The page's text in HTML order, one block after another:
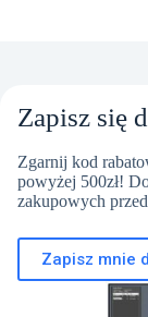
Zapisz się
Zgarnij kod
powyżej 500zł!
zakupowych
Zapisz mnie